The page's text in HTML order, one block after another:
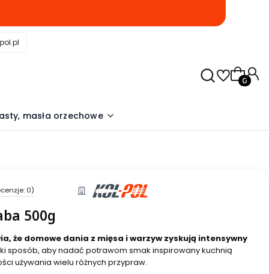
masła orzechowe
0)
500g
że domowe dania z mięsa i warzyw zyskują intensywny
sposób, aby nadać potrawom smak inspirowany kuchnią
używania wielu różnych przypraw.